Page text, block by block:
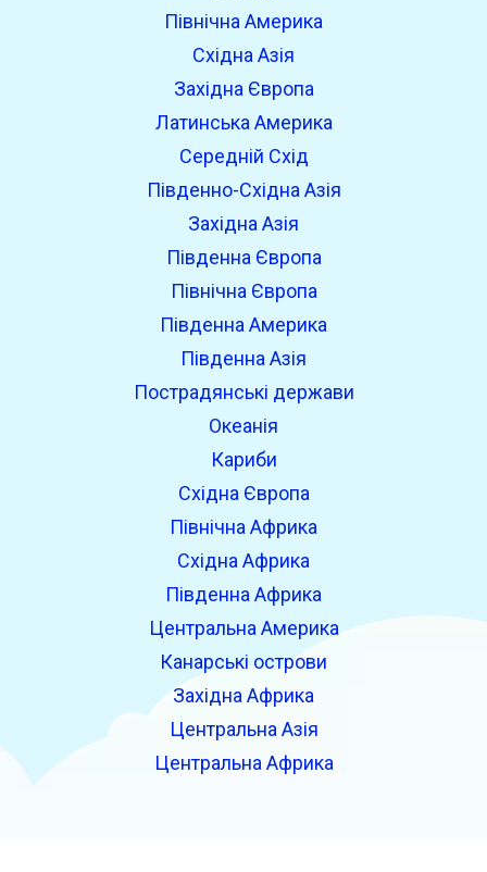
Північна Америка
Східна Азія
Західна Європа
Латинська Америка
Середній Схід
Південно-Східна Азія
Західна Азія
Південна Європа
Північна Європа
Південна Америка
Південна Азія
Пострадянські держави
Океанія
Кариби
Східна Європа
Північна Африка
Східна Африка
Південна Африка
Центральна Америка
Канарські острови
Західна Африка
Центральна Азія
Центральна Африка